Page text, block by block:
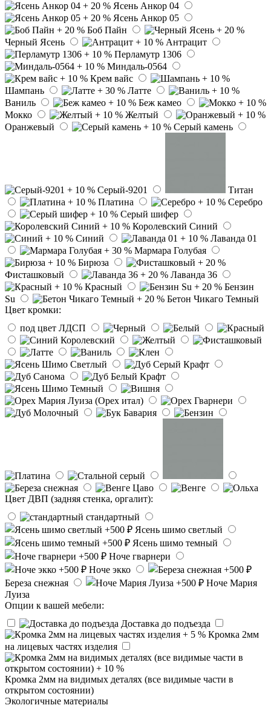
Ясень Анкор 04
Ясень Анкор 05
Боб Пайн
Черный Ясень
Антрацит
Перламутр 1306
Миндаль-0564
Крем вайс
Шампань
Латте
Ваниль
Беж камео
Мокко
Желтый
Оранжевый
Серый камень
Серый-9201
Титан
Платина
Серебро
Серый шифер
Королевский Синий
Синий
Лаванда 01
Мармара Голубая
Бирюза
Фисташковый
Лаванда 36
Красный
Бензин
Su
Бетон Чикаго Темный
Цвет кромки:
под цвет ЛДСП
Цвет ДВП (задняя стенка, оргалит):
стандартный
Ясень шимо светлый
Ясень шимо темный
Ноче гварнери
Ноче экко
Береза снежная
Ноче Мария
Луиза
Опции к вашей мебели:
Доставка до подъезда
Кромка 2мм
на лицевых частях изделия
Кромка 2мм на видимых деталях (все видимые части в
открытом состоянии)
Экологичные материалы